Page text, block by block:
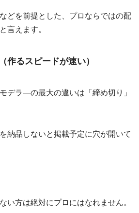
どを前提とした、プロならではの配
言えます。
作るスピードが速い）
デラ―の最大の違いは「締め切り」
納品しないと掲載予定に穴が開いて
い方は絶対にプロにはなれません。